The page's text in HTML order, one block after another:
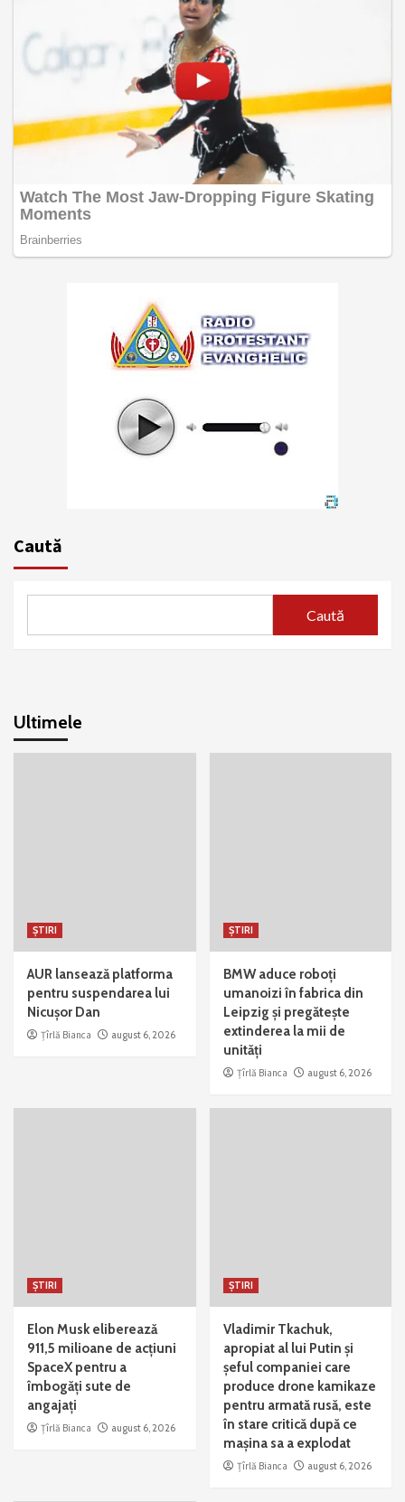
Caută
Caută
Ultimele
ȘTIRI
AUR lansează platforma
pentru suspendarea lui
Nicușor Dan
Țîrlă Bianca august 6, 2026
ȘTIRI
BMW aduce roboți
umanoizi în fabrica din
Leipzig și pregătește
extinderea la mii de
unități
Țîrlă Bianca august 6, 2026
ȘTIRI
Elon Musk eliberează
911,5 milioane de acțiuni
SpaceX pentru a
îmbogăți sute de
angajați
Țîrlă Bianca august 6, 2026
ȘTIRI
Vladimir Tkachuk,
apropiat al lui Putin și
șeful companiei care
produce drone kamikaze
pentru armată rusă, este
în stare critică după ce
mașina sa a explodat
Țîrlă Bianca august 6, 2026